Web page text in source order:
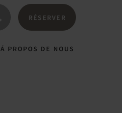
RÉSERVER
Á PROPOS DE NOUS